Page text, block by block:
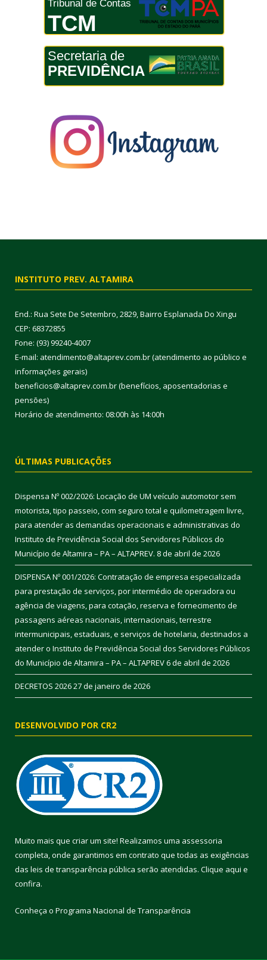
Tribunal de Contas
TCM
Secretaria de
PREVIDÊNCIA
INSTITUTO PREV. ALTAMIRA
End.: Rua Sete De Setembro, 2829, Bairro Esplanada Do Xingu
CEP: 68372855
Fone: (93) 99240-4007
E-mail: atendimento@altaprev.com.br (atendimento ao público e
informações gerais)
beneficios@altaprev.com.br (benefícios, aposentadorias e
pensões)
Horário de atendimento: 08:00h às 14:00h
ÚLTIMAS PUBLICAÇÕES
Dispensa Nº 002/2026: Locação de UM veículo automotor sem
motorista, tipo passeio, com seguro total e quilometragem livre,
para atender as demandas operacionais e administrativas do
Instituto de Previdência Social dos Servidores Públicos do
Município de Altamira – PA – ALTAPREV. 8 de abril de 2026
DISPENSA Nº 001/2026: Contratação de empresa especializada
para prestação de serviços, por intermédio de operadora ou
agência de viagens, para cotação, reserva e fornecimento de
passagens aéreas nacionais, internacionais, terrestre
intermunicipais, estaduais, e serviços de hotelaria, destinados a
atender o Instituto de Previdência Social dos Servidores Públicos
do Município de Altamira – PA – ALTAPREV6 de abril de 2026
DECRETOS 202627 de janeiro de 2026
DESENVOLVIDO POR CR2
Muito mais que criar um site! Realizamos uma assessoria
completa, onde garantimos em contrato que todas as exigências
das leis de transparência pública serão atendidas. Clique aqui e
confira.
Conheça o Programa Nacional de Transparência